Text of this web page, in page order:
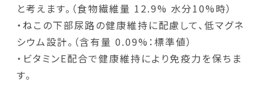
と考えます。（食物繊維量 12.9% 水分10%時）
・ねこの下部尿路の健康維持に配慮して、低マグネ
シウム設計。（含有量 0.09%：標準値）
・ビタミンE配合で健康維持により免疫力を保ちま
す。